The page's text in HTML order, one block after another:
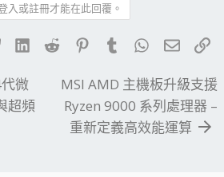
入或註冊才能在此回覆。
BlueskyLinkedIn
Reddit PinterestTumblrWhatsApp
電子
微
超頻
MSI AMD 主機板升級支援
Ryzen 9000 系列處理器 –
重新定義高效能運算